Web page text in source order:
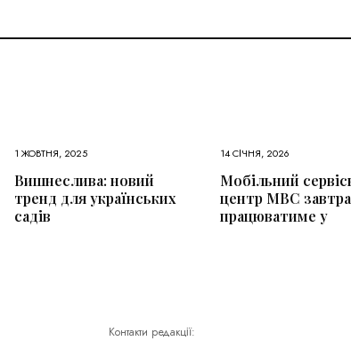
1 ЖОВТНЯ, 2025
Вишнеслива: новий
тренд для українських
садів
14 СІЧНЯ, 2026
Мобільний
центр МВС завтра
працюватиме у
Контакти редакції: